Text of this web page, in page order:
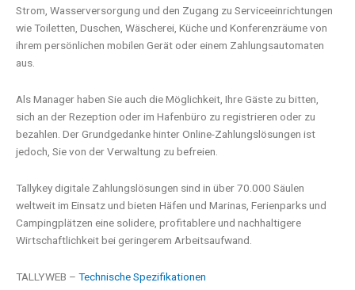
Strom, Wasserversorgung und den Zugang zu Serviceeinrichtungen
wie Toiletten, Duschen, Wäscherei, Küche und Konferenzräume von
ihrem persönlichen mobilen Gerät oder einem Zahlungsautomaten
aus.
Als Manager haben Sie auch die Möglichkeit, Ihre Gäste zu bitten,
sich an der Rezeption oder im Hafenbüro zu registrieren oder zu
bezahlen. Der Grundgedanke hinter Online-Zahlungslösungen ist
jedoch, Sie von der Verwaltung zu befreien.
Tallykey digitale Zahlungslösungen sind in über 70.000 Säulen
weltweit im Einsatz und bieten Häfen und Marinas, Ferienparks und
Campingplätzen eine solidere, profitablere und nachhaltigere
Wirtschaftlichkeit bei geringerem Arbeitsaufwand.
TALLYWEB – Technische Spezifikationen